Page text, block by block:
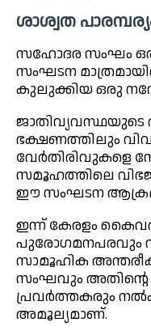
ശാശ്വത
സഹോദര സംഘം
സംഘടന
കുലുക്കിയ ഒരു
ജാതിവ്യവസ്ഥയുടെ
ഭക്ഷണത്തിലും
വേർതിരിവുകളെ
സമൂഹത്തിലെ
ഈ സംഘടന
ഇന്ന് കേരളം
പുരോഗമനപരവും
സാമൂഹിക
സംഘവും
പ്രവർത്തകരും
അമൂല്യമാണ്.